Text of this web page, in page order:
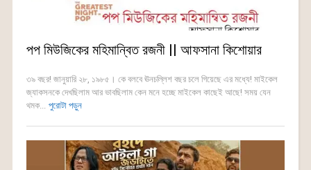
পপ মিউজিকের মহিমান্বিত রজনী || আফসানা কিশোয়ার
৩৯ বছর! জানুয়ারি ২৮, ১৯৮৫। কে বলবে ঊনচল্লিশ বছর চলে গিয়েছে এর মধ্যে! মাইকেল
জ্যাকসনকে দেখছিলাম আর ভাবছিলাম কেন মনে হচ্ছে মাইকেল কাছেই আছে! সময় যেন
থমক... পুরোটা পড়ুন